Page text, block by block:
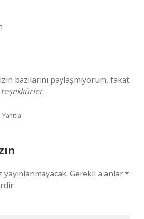
bazılarını paylaşmıyorum, fakat
.
Yanıtla
Gerekli alanlar*